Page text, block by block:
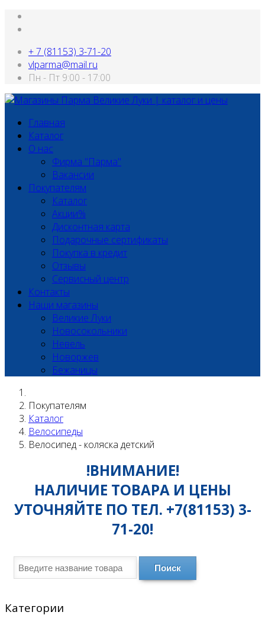
+ 7 (81153) 3-71-20
vlparma@mail.ru
Пн - Пт 9:00 - 17:00
Главная
Каталог
О нас
Фирма "Парма"
Вакансии
Покупателям
Каталог
Акции%
Дисконтная карта
Подарочные сертификаты
Покупка в кредит
Отзывы
Сервисный центр
Контакты
Наши магазины
Великие Луки
Новосокольники
Невель
Новоржев
Бежаницы
Покупателям
Каталог
Велосипеды
Велосипед - коляска детский
!ВНИМАНИЕ!
НАЛИЧИЕ ТОВАРА И ЦЕНЫ
УТОЧНЯЙТЕ ПО ТЕЛ. +7(81153) 3-
71-20!
Поиск
Категории